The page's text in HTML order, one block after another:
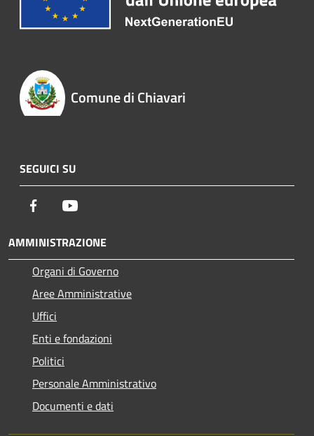
Comune di Chiavari
SEGUICI SU
Facebook
AMMINISTRAZIONE
Organi di Governo
Aree Amministrative
Uffici
Enti e fondazioni
Politici
Personale Amministrativo
Documenti e dati